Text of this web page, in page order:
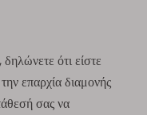
ότι είστε
επαρχία διαμονής
σας να